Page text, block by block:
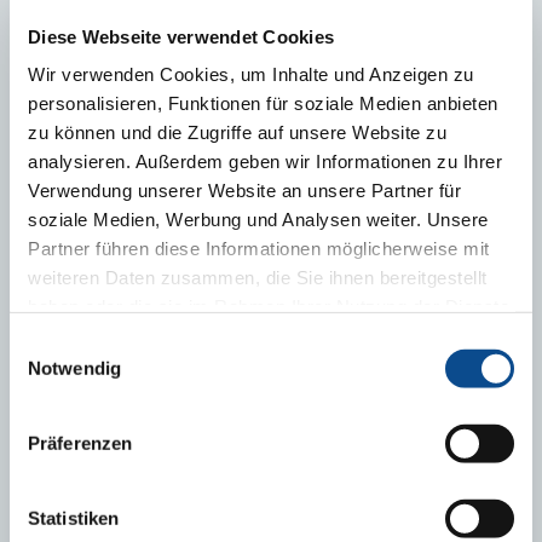
Diese Webseite verwendet Cookies
Wir verwenden Cookies, um Inhalte und Anzeigen zu
personalisieren, Funktionen für soziale Medien anbieten
zu können und die Zugriffe auf unsere Website zu
analysieren. Außerdem geben wir Informationen zu Ihrer
Verwendung unserer Website an unsere Partner für
soziale Medien, Werbung und Analysen weiter. Unsere
Partner führen diese Informationen möglicherweise mit
weiteren Daten zusammen, die Sie ihnen bereitgestellt
Notwendig
Präferenzen
Statistiken
Zateplite o 23 % efektívnejšie fasádu, podlahu aj